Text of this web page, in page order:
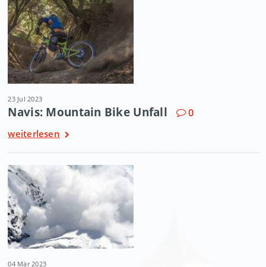
23 Jul 2023
Navis: Mountain Bike Unfall 0
weiterlesen
04 Mär 2023